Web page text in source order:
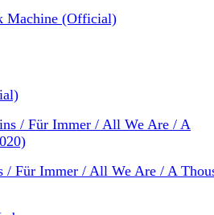
Machine (Official)
/ Für Immer / All We Are / A